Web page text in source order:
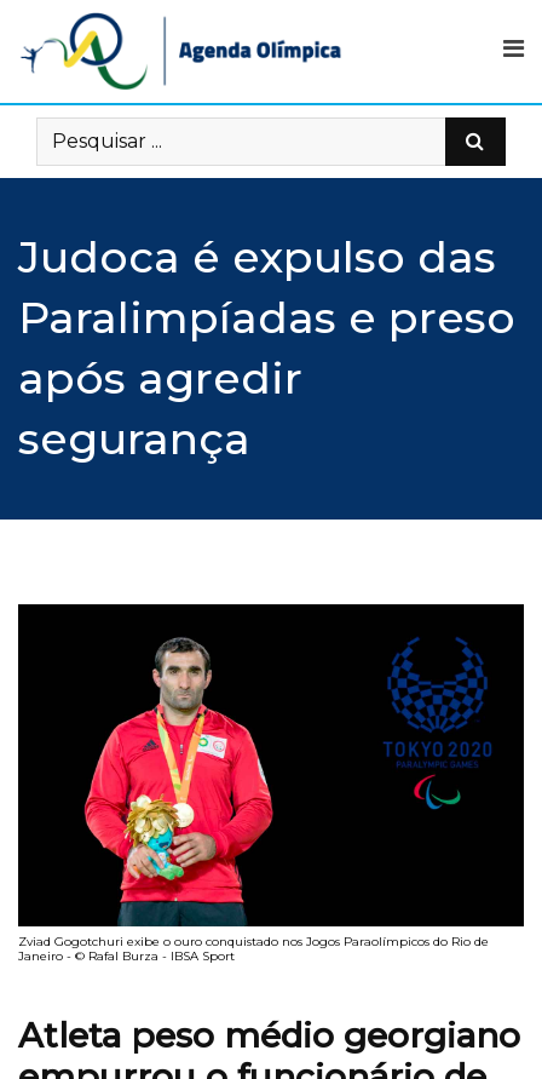
content
Judoca é expulso das
Paralimpíadas e preso
após agredir
segurança
Zviad Gogotchuri exibe o ouro conquistado nos Jogos Paraolímpicos do Rio de
Janeiro - © Rafal Burza - IBSA Sport
Atleta peso médio georgiano